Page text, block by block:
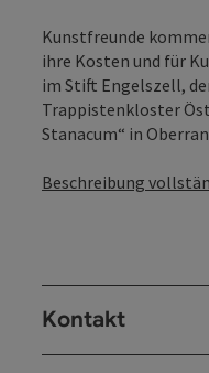
Kunstfreunde
ihre Kosten und für
im Stift Engelszell,
Trappistenkloster
Stanacum“ in
Beschreibung
Kontakt